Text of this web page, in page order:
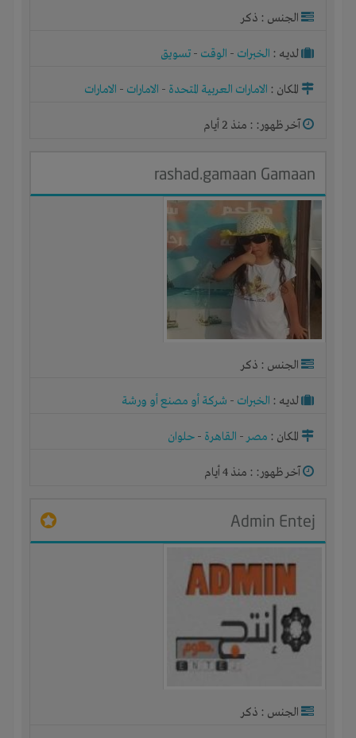
الجنس : ذكر
لديـه : الخبرات - الوقت - تسويق
المكان : الامارات العربية المتحدة - الامارات - الامارات
آخر ظهور: : منذ 2 أيام
rashad.gamaan Gamaan
الجنس : ذكر
لديـه : الخبرات - شركة أو مصنع أو ورشة
المكان : مصر- القاهرة - حلوان
آخر ظهور: : منذ 4 أيام
Admin Entej
الجنس : ذكر